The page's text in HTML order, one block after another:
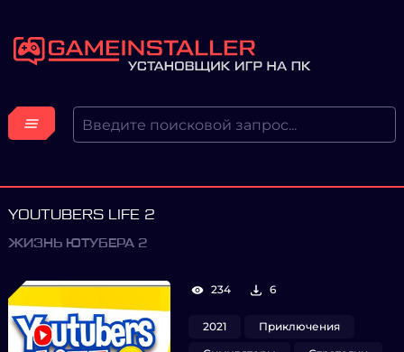
YOUTUBERS LIFE 2
ЖИЗНЬ ЮТУБЕРА 2
234 6
2021
Приключения